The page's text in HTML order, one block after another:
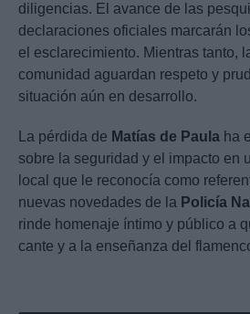
diligencias. El avance de las
declaraciones oficiales marcarán
el esclarecimiento. Mientras tanto,
comunidad aguardan respeto y
situación aún en desarrollo.
La pérdida de Matías de Paula ha
sobre la seguridad y el impacto en
local que le reconocía como
nuevas novedades de la Policía
rinde homenaje íntimo y público a
cante y a la enseñanza del